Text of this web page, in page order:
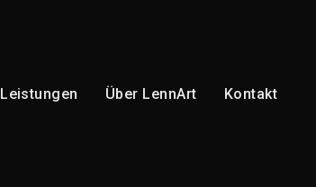
Leistungen Über LennArt Kontakt